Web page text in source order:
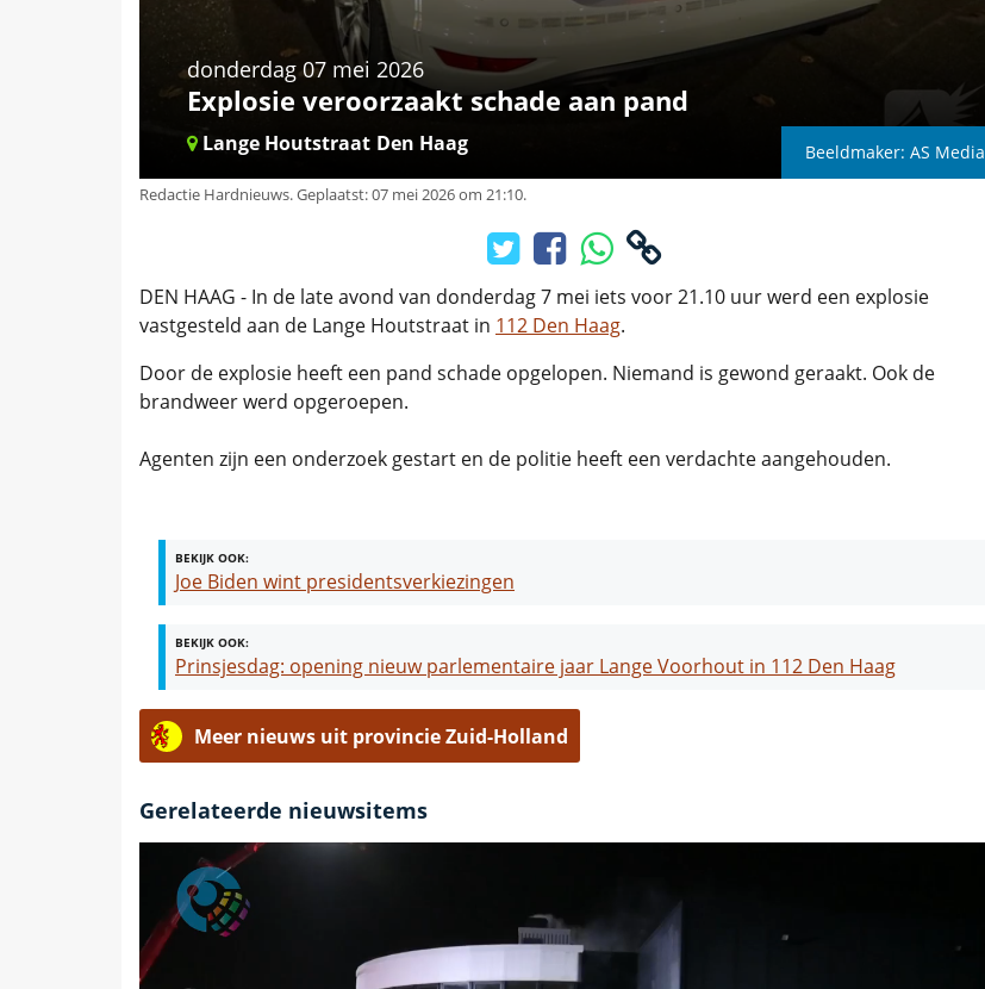
donderdag 07 mei 2026
Explosie veroorzaakt schade aan pand
Lange Houtstraat Den Haag Beeldmaker: AS Media
Redactie Hardnieuws.Geplaatst: 07 mei 2026 om 21:10.
DEN HAAG - In de late avond van donderdag 7 mei iets voor 21.10 uur werd een explosie
vastgesteld aan de Lange Houtstraat in 112 Den Haag.
Door de explosie heeft een pand schade opgelopen. Niemand is gewond geraakt. Ook de
brandweer werd opgeroepen.
Agenten zijn een onderzoek gestart en de politie heeft een verdachte aangehouden.
BEKIJK OOK:
Joe Biden wint presidentsverkiezingen
BEKIJK OOK:
Prinsjesdag: opening nieuw parlementaire jaar Lange Voorhout in 112 Den Haag
Meer nieuws uit provincie Zuid-Holland
Gerelateerde nieuwsitems